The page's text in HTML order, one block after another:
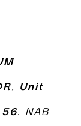
, Unit
. NAB